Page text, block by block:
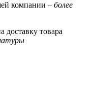
компании – более
доставку товара